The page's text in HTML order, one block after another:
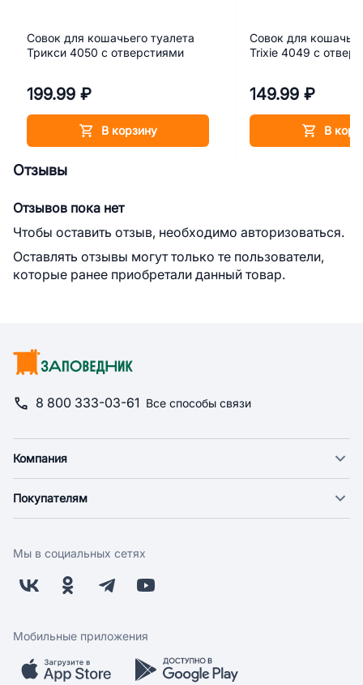
Совок для кошачьего туалета
Трикси 4050 с отверстиями
199.99 ₽
В корзину
Совок для
Trixie 4049 с
149.99 ₽
В
Отзывы
Отзывов пока нет
Чтобы оставить отзыв, необходимо авторизоваться.
Оставлять отзывы могут только те пользователи,
которые ранее приобретали данный товар.
8 800 333-03-61 Все способы связи
Компания
Новости
Поставщикам
Заводчикам
Обратная связь
Покупателям
Оплата
Бонусная программа
Скидки и акции
Мобильное приложение
Мы в социальных сетях
Мобильные приложения